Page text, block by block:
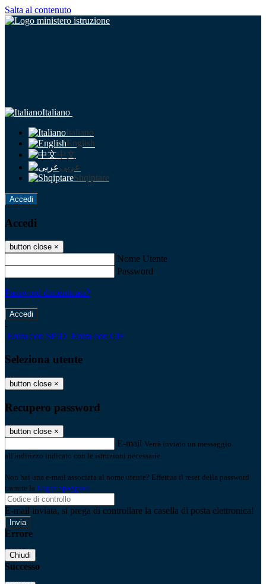
Salta al contenuto
Italiano
Italiano
English
中文
عربى
Shqiptare
Accedi
Accedi
button close ×
Nome Utente
Password
Password dimenticata?
-
Entra con SPID Entra con CIE
Seleziona utente
button close ×
Recupero password
button close ×
E-mail Verrà inviato un messaggio
all'indirizzo indicato con le istruzioni necessarie.
Non hai una e-mail associata al nome utente? Effettua il reset della password
tramite la Login Spaggiari
E-mail inviata, si prega di controllare la casella di posta elettronica!
Errore
Chiudi
Successo